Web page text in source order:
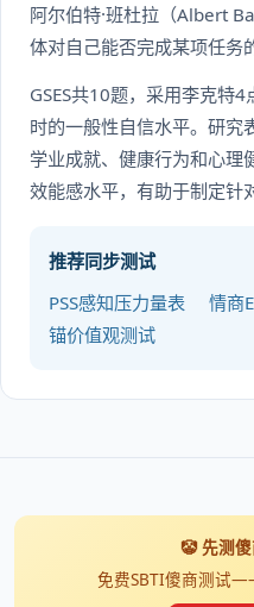
阿尔伯特·班杜拉（Albert
体对自己能否完成某项任务
GSES共10题，采用李克特
时的一般性自信水平。研究
学业成就、健康行为和心理
效能感水平，有助于制定针
推荐同步测试
PSS感知压力量表
情商
锚价值观测试
🤡 先测傻
免费SBTI傻商测试